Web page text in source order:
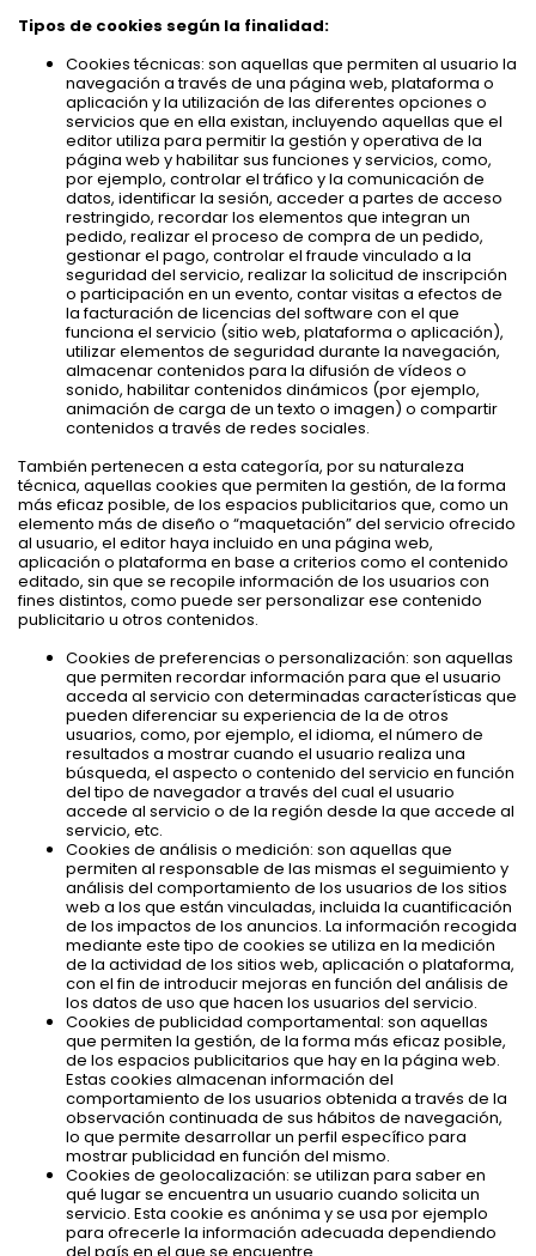
Tipos de cookies según la finalidad:
Cookies técnicas: son aquellas que permiten al usuario la
navegación a través de una página web, plataforma o
aplicación y la utilización de las diferentes opciones o
servicios que en ella existan, incluyendo aquellas que el
editor utiliza para permitir la gestión y operativa de la
página web y habilitar sus funciones y servicios, como,
por ejemplo, controlar el tráfico y la comunicación de
datos, identificar la sesión, acceder a partes de acceso
restringido, recordar los elementos que integran un
pedido, realizar el proceso de compra de un pedido,
gestionar el pago, controlar el fraude vinculado a la
seguridad del servicio, realizar la solicitud de inscripción
o participación en un evento, contar visitas a efectos de
la facturación de licencias del software con el que
funciona el servicio (sitio web, plataforma o aplicación),
utilizar elementos de seguridad durante la navegación,
almacenar contenidos para la difusión de vídeos o
sonido, habilitar contenidos dinámicos (por ejemplo,
animación de carga de un texto o imagen) o compartir
contenidos a través de redes sociales.
También pertenecen a esta categoría, por su naturaleza
técnica, aquellas cookies que permiten la gestión, de la forma
más eficaz posible, de los espacios publicitarios que, como un
elemento más de diseño o “maquetación” del servicio ofrecido
al usuario, el editor haya incluido en una página web,
aplicación o plataforma en base a criterios como el contenido
editado, sin que se recopile información de los usuarios con
fines distintos, como puede ser personalizar ese contenido
publicitario u otros contenidos.
Cookies de preferencias o personalización: son aquellas
que permiten recordar información para que el usuario
acceda al servicio con determinadas características que
pueden diferenciar su experiencia de la de otros
usuarios, como, por ejemplo, el idioma, el número de
resultados a mostrar cuando el usuario realiza una
búsqueda, el aspecto o contenido del servicio en función
del tipo de navegador a través del cual el usuario
accede al servicio o de la región desde la que accede al
servicio, etc.
Cookies de análisis o medición: son aquellas que
permiten al responsable de las mismas el seguimiento y
análisis del comportamiento de los usuarios de los sitios
web a los que están vinculadas, incluida la cuantificación
de los impactos de los anuncios. La información recogida
mediante este tipo de cookies se utiliza en la medición
de la actividad de los sitios web, aplicación o plataforma,
con el fin de introducir mejoras en función del análisis de
los datos de uso que hacen los usuarios del servicio.
Cookies de publicidad comportamental: son aquellas
que permiten la gestión, de la forma más eficaz posible,
de los espacios publicitarios que hay en la página web.
Estas cookies almacenan información del
comportamiento de los usuarios obtenida a través de la
observación continuada de sus hábitos de navegación,
lo que permite desarrollar un perfil específico para
mostrar publicidad en función del mismo.
Cookies de geolocalización: se utilizan para saber en
qué lugar se encuentra un usuario cuando solicita un
servicio. Esta cookie es anónima y se usa por ejemplo
para ofrecerle la información adecuada dependiendo
del país en el que se encuentre.